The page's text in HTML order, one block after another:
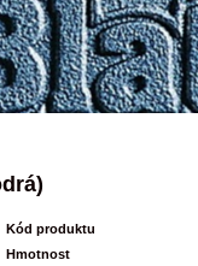
Kód produktu
Hmotnost